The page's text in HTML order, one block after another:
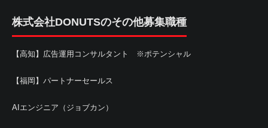
株式会社DONUTSのその他募集職種
【高知】広告運用コンサルタント ※ポテンシャル
【福岡】パートナーセールス
AIエンジニア（ジョブカン）